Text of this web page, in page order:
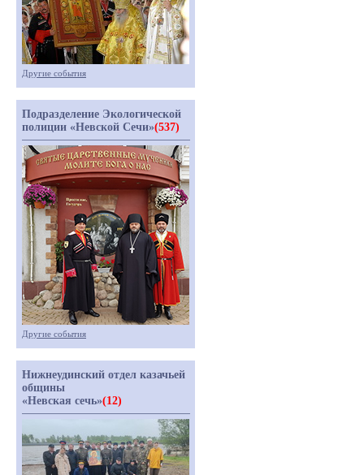
Другие события
Подразделение Экологической
полиции «Невской Сечи»(537)
Другие события
Нижнеудинский отдел казачьей
общины
«Невская сечь»(12)